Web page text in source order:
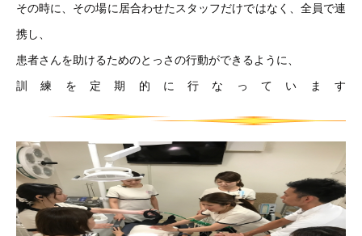
その時に、その場に居合わせたスタッフだけではなく、全員で連
携し、
患者さんを助けるためのとっさの行動ができるように、
訓練を定期的に行なっています